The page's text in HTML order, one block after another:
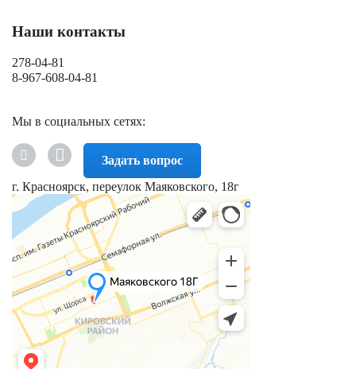
Наши контакты
278-04-81
8-967-608-04-81
Мы в социальных сетях:
Задать вопрос
г. Красноярск, переулок Маяковского, 18г